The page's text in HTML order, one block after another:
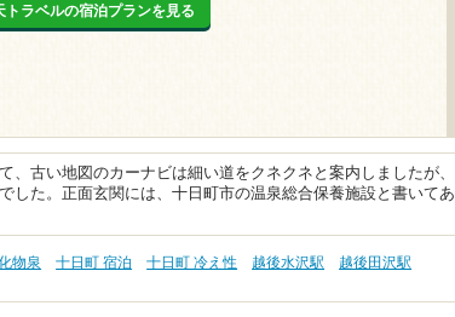
トラベルの宿泊プランを見る
、古い地図のカーナビは細い道をクネクネと案内しましたが、
した。正面玄関には、十日町市の温泉総合保養施設と書いてあ
物泉 十日町 宿泊 十日町 冷え性 越後水沢駅
越後田沢駅